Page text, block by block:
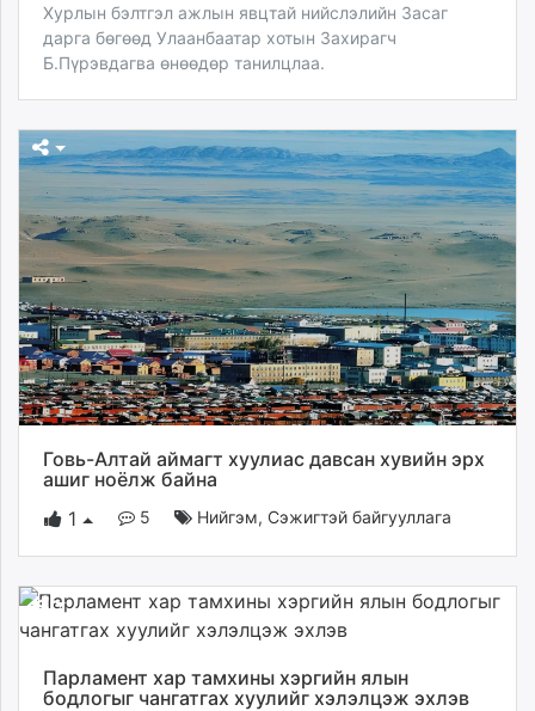
Хурлын бэлтгэл ажлын явцтай нийслэлийн Засаг
дарга бөгөөд Улаанбаатар хотын Захирагч
Б.Пүрэвдагва өнөөдөр танилцлаа.
Говь-Алтай аймагт хуулиас давсан хувийн эрх
ашиг ноёлж байна
1
5 Нийгэм, Сэжигтэй байгууллага
Парламент хар тамхины хэргийн ялын
бодлогыг чангатгах хуулийг хэлэлцэж эхлэв